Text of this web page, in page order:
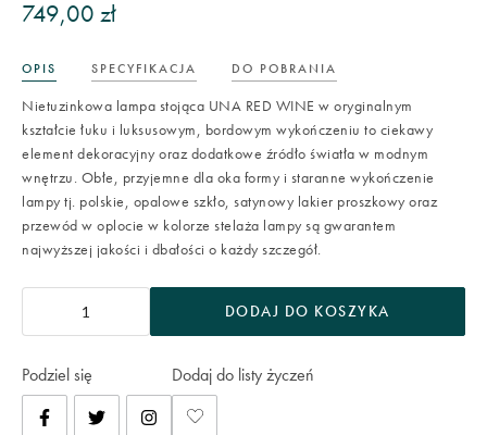
749,00 zł
OPIS SPECYFIKACJA DO POBRANIA
Nietuzinkowa lampa stojąca UNA RED WINE w oryginalnym
kształcie łuku i luksusowym, bordowym wykończeniu to ciekawy
element dekoracyjny oraz dodatkowe źródło światła w modnym
wnętrzu. Obłe, przyjemne dla oka formy i staranne wykończenie
lampy tj. polskie, opalowe szkło, satynowy lakier proszkowy oraz
przewód w oplocie w kolorze stelaża lampy są gwarantem
najwyższej jakości i dbałości o każdy szczegół.
DODAJ DO KOSZYKA
Podziel się Dodaj do listy życzeń